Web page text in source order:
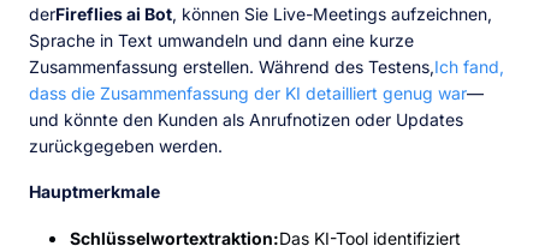
derFireflies ai Bot, können Sie Live-Meetings aufzeichnen,
Sprache in Text umwandeln und dann eine kurze
Zusammenfassung erstellen. Während des Testens,Ich fand,
dass die Zusammenfassung der KI detailliert genug war—
und könnte den Kunden als Anrufnotizen oder Updates
zurückgegeben werden.
Hauptmerkmale
Schlüsselwortextraktion:Das KI-Tool identifiziert